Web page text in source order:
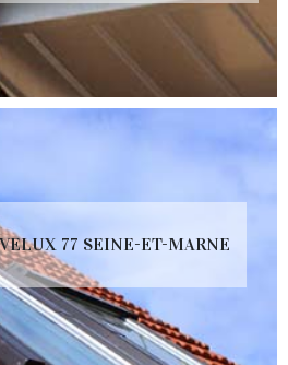
77 SEINE-ET-MARNE